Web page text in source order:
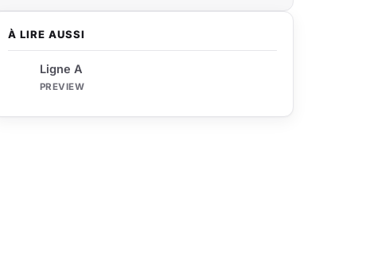
À LIRE AUSSI
Ligne A
PREVIEW